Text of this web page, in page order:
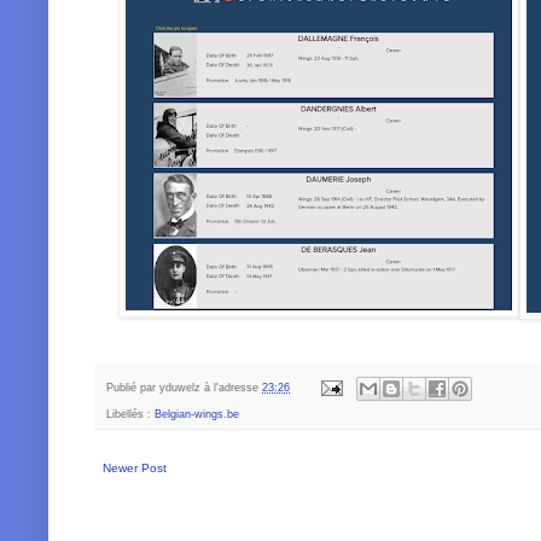
Publié par yduwelz à l'adresse 23:26
Libellés : Belgian-wings.be
Newer Post